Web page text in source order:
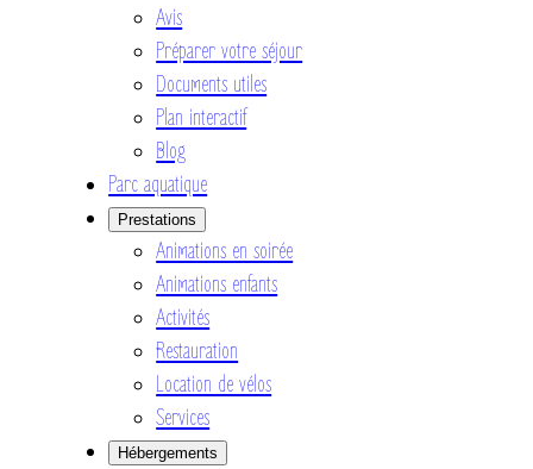
Avis
Préparer votre séjour
Documents utiles
Plan interactif
Blog
Parc aquatique
Prestations
Animations en soirée
Animations enfants
Activités
Restauration
Location de vélos
Services
Hébergements